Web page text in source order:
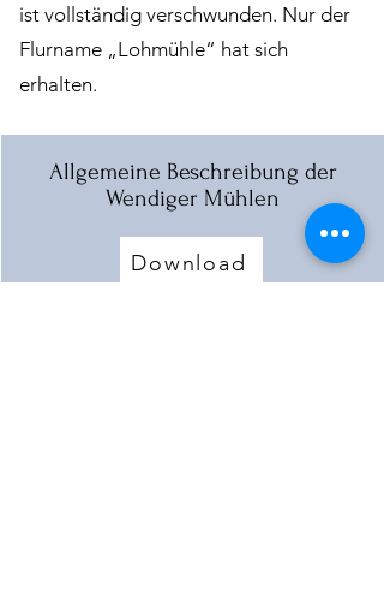
ist vollständig verschwunden. Nur der
Flurname „Lohmühle“ hat sich
erhalten.
Allgemeine Beschreibung der
Wendiger Mühlen
Download